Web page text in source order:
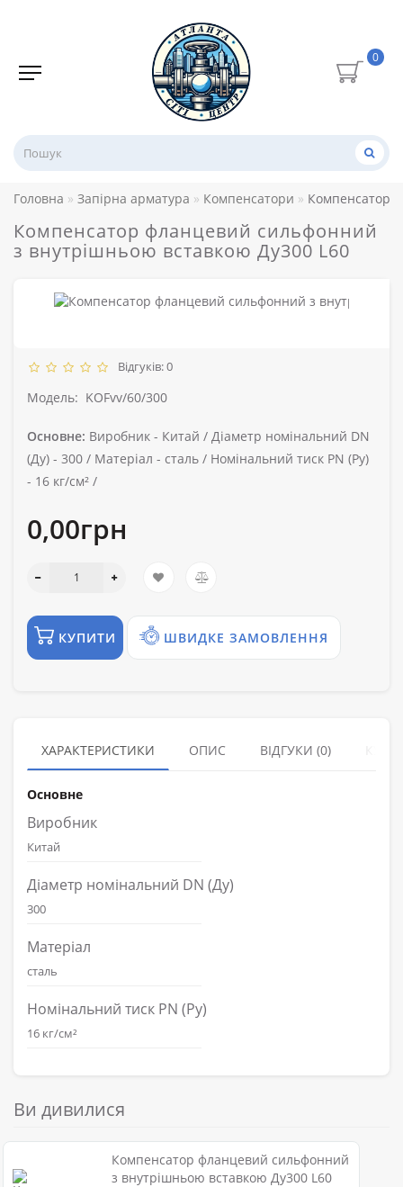
0
Головна Запірна арматура Компенсатори Компенсатор
Компенсатор фланцевий сильфонний
з внутрішньою вставкою Ду300 L60
Відгуків: 0
Модель: KOFvv/60/300
Основне: Виробник - Китай / Діаметр номінальний DN
(Ду) - 300 / Матеріал - сталь / Номінальний тиск PN (Ру)
- 16 кг/см² /
0,00грн
КУПИТИ ШВИДКЕ ЗАМОВЛЕННЯ
ХАРАКТЕРИСТИКИ ОПИС ВІДГУКИ (0)
Основне
Виробник
Китай
Діаметр номінальний DN (Ду)
300
Матеріал
сталь
Номінальний тиск PN (Ру)
16 кг/см²
Ви дивилися
Компенсатор фланцевий сильфонний
з внутрішньою вставкою Ду300 L60